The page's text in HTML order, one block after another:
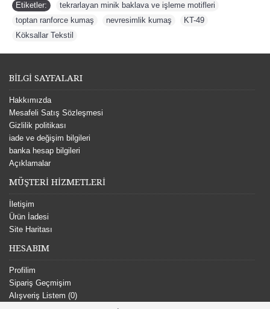
Etiketler: tekrarlayan minik baklava ve işleme motifleri
toptan ranforce kumaş
nevresimlik kumaş KT-49
Köksallar Tekstil
BİLGİ SAYFALARI
Hakkımızda
Mesafeli Satış Sözleşmesi
Gizlilik politikası
iade ve değişim bilgileri
banka hesap bilgileri
Açıklamalar
MÜŞTERİ HİZMETLERİ
İletişim
Ürün İadesi
Site Haritası
HESABIM
Profilim
Sipariş Geçmişim
Alışveriş Listem (0)